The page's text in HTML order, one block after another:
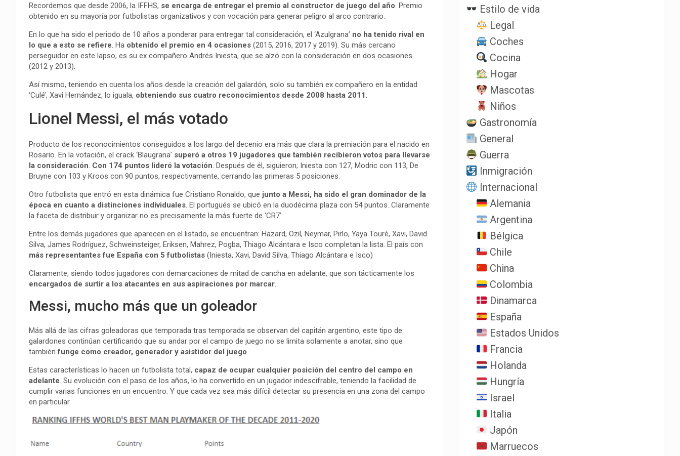
Recordemos que desde 2006, la IFFHS, se encarga de entregar el premio al constructor de juego del año. Premio
obtenido en su mayoría por futbolistas organizativos y con vocación para generar peligro al arco contrario.
En lo que ha sido el periodo de 10 años a ponderar para entregar tal consideración, el ‘Azulgrana’ no ha tenido rival en
lo que a esto se refiere. Ha obtenido el premio en 4 ocasiones (2015, 2016, 2017 y 2019). Su más cercano
perseguidor en este lapso, es su ex compañero Andrés Iniesta, que se alzó con la consideración en dos ocasiones
(2012 y 2013).
Así mismo, teniendo en cuenta los años desde la creación del galardón, solo su también ex compañero en la entidad
‘Culé’, Xavi Hernández, lo iguala, obteniendo sus cuatro reconocimientos desde 2008 hasta 2011.
Lionel Messi, el más votado
Producto de los reconocimientos conseguidos a los largo del decenio era más que clara la premiación para el nacido en
Rosario. En la votación, el crack ‘Blaugrana’ superó a otros 19 jugadores que también recibieron votos para llevarse
la consideración. Con 174 puntos lideró la votación. Después de él, siguieron; Iniesta con 127, Modric con 113, De
Bruyne con 103 y Kroos con 90 puntos, respectivamente, cerrando las primeras 5 posiciones.
Otro futbolista que entró en esta dinámica fue Cristiano Ronaldo, que junto a Messi, ha sido el gran dominador de la
época en cuanto a distinciones individuales. El portugués se ubicó en la duodécima plaza con 54 puntos. Claramente
la faceta de distribuir y organizar no es precisamente la más fuerte de ‘CR7’.
Entre los demás jugadores que aparecen en el listado, se encuentran: Hazard, Ozil, Neymar, Pirlo, Yaya Touré, Xavi, David
Silva, James Rodríguez, Schweinsteiger, Eriksen, Mahrez, Pogba, Thiago Alcántara e Isco completan la lista. El país con
más representantes fue España con 5 futbolistas (Iniesta, Xavi, David Silva, Thiago Alcántara e Isco)
Claramente, siendo todos jugadores con demarcaciones de mitad de cancha en adelante, que son tácticamente los
encargados de surtir a los atacantes en sus aspiraciones por marcar.
Messi, mucho más que un goleador
Más allá de las cifras goleadoras que temporada tras temporada se observan del capitán argentino, este tipo de
galardones continúan certificando que su andar por el campo de juego no se limita solamente a anotar, sino que
tambiénfunge como creador, generador y asistidor del juego.
Estas características lo hacen un futbolista total, capaz de ocupar cualquier posición del centro del campo en
adelante. Su evolución con el paso de los años, lo ha convertido en un jugador indescifrable, teniendo la facilidad de
cumplir varias funciones en un encuentro. Y que cada vez sea más difícil detectar su presencia en una zona del campo
en particular.
Estilo de vida
Legal
Coches
Cocina
Hogar
Mascotas
Niños
Gastronomía
General
Guerra
Inmigración
Internacional
Alemania
Argentina
Bélgica
Chile
China
Colombia
Dinamarca
España
Estados Unidos
Francia
Holanda
Hungría
Israel
Italia
Japón
Marruecos